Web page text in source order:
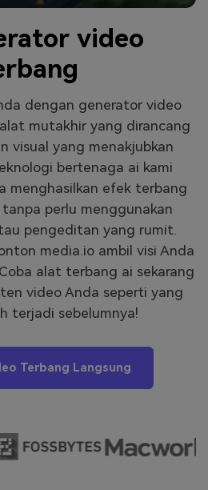
Hubungi Kami
>>
dengan AI
video
dengan generator video
mutakhir yang dirancang
visual yang menakjubkan
bertenaga ai kami
menghasilkan efek terbang
perlu menggunakan
pengeditan yang rumit.
media.io ambil visi Anda
alat terbang ai sekarang
video Anda seperti yang
terjadi sebelumnya!
Terbang Langsung